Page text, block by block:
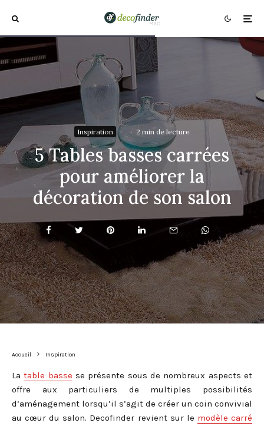
Inspiration · · 2 min de lecture
5 Tables basses carrées
pour améliorer la
décoration de son salon
Accueil Inspiration
Latable basse se présente sous de nombreux aspects et
offre aux particuliers de multiples possibilités
d’aménagement lorsqu’il s’agit de créer un coin convivial
au cœur du salon. Decofinder revient sur le modèle carré